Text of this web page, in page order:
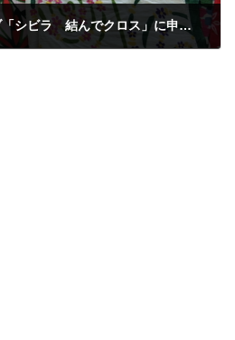
千趣会マンスリークラブ「シビラ 結んでクロス」に申し込みました♪